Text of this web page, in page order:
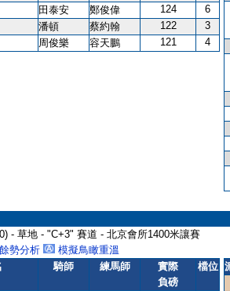
田泰安 鄭俊偉 124
6
潘頓 蔡約翰 122
3
周俊樂 容天鵬 121 4
- 草地 - "C+3" 賽道 - 北京會所1400米讓賽
餘勢分析
模擬鳥瞰重溫
騎師 練馬師
實際
負磅
檔位